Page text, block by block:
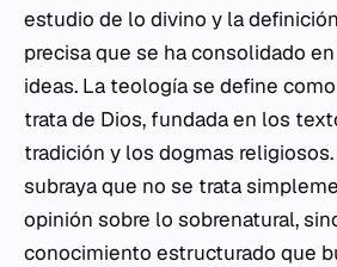
estudio de lo divino y la
precisa que se ha consolidado
ideas. La teología se define
trata de Dios, fundada en los
tradición y los dogmas
subraya que no se trata
opinión sobre lo sobrenatural,
conocimiento estructurado que